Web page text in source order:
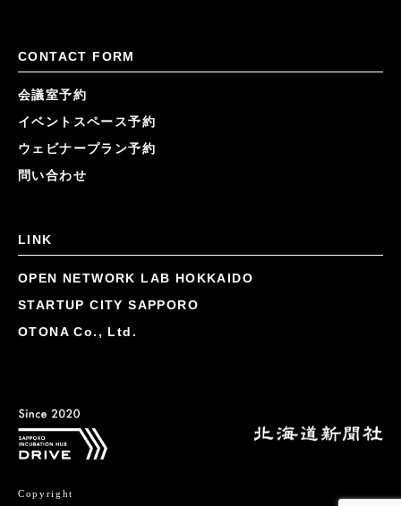
CONTACT FORM
会議室予約
イベントスペース予約
ウェビナープラン予約
問い合わせ
LINK
OPEN NETWORK LAB HOKKAIDO
STARTUP CITY SAPPORO
OTONA Co., Ltd.
Copyright